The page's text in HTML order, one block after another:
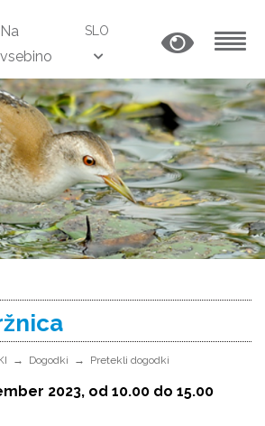
Na
vsebino
SLO
Dogodki Pretekli dogodki
2023, od 10.00 do 15.00